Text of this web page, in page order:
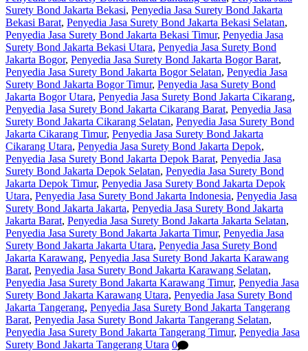
Surety Bond Jakarta Bekasi, Penyedia Jasa Surety Bond Jakarta
Bekasi Barat, Penyedia Jasa Surety Bond Jakarta Bekasi Selatan,
Penyedia Jasa Surety Bond Jakarta Bekasi Timur, Penyedia Jasa
Surety Bond Jakarta Bekasi Utara, Penyedia Jasa Surety Bond
Jakarta Bogor, Penyedia Jasa Surety Bond Jakarta Bogor Barat,
Penyedia Jasa Surety Bond Jakarta Bogor Selatan, Penyedia Jasa
Surety Bond Jakarta Bogor Timur, Penyedia Jasa Surety Bond
Jakarta Bogor Utara, Penyedia Jasa Surety Bond Jakarta Cikarang,
Penyedia Jasa Surety Bond Jakarta Cikarang Barat, Penyedia Jasa
Surety Bond Jakarta Cikarang Selatan, Penyedia Jasa Surety Bond
Jakarta Cikarang Timur, Penyedia Jasa Surety Bond Jakarta
Cikarang Utara, Penyedia Jasa Surety Bond Jakarta Depok,
Penyedia Jasa Surety Bond Jakarta Depok Barat, Penyedia Jasa
Surety Bond Jakarta Depok Selatan, Penyedia Jasa Surety Bond
Jakarta Depok Timur, Penyedia Jasa Surety Bond Jakarta Depok
Utara, Penyedia Jasa Surety Bond Jakarta Indonesia, Penyedia Jasa
Surety Bond Jakarta Jakarta, Penyedia Jasa Surety Bond Jakarta
Jakarta Barat, Penyedia Jasa Surety Bond Jakarta Jakarta Selatan,
Penyedia Jasa Surety Bond Jakarta Jakarta Timur, Penyedia Jasa
Surety Bond Jakarta Jakarta Utara, Penyedia Jasa Surety Bond
Jakarta Karawang, Penyedia Jasa Surety Bond Jakarta Karawang
Barat, Penyedia Jasa Surety Bond Jakarta Karawang Selatan,
Penyedia Jasa Surety Bond Jakarta Karawang Timur, Penyedia Jasa
Surety Bond Jakarta Karawang Utara, Penyedia Jasa Surety Bond
Jakarta Tangerang, Penyedia Jasa Surety Bond Jakarta Tangerang
Barat, Penyedia Jasa Surety Bond Jakarta Tangerang Selatan,
Penyedia Jasa Surety Bond Jakarta Tangerang Timur, Penyedia Jasa
Surety Bond Jakarta Tangerang Utara 0